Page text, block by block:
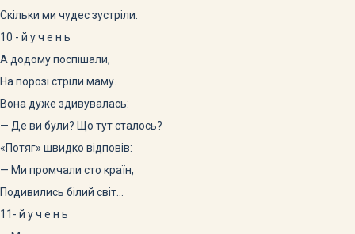
Скільки ми чудес зустріли.
10 - й у ч е н ь
А додому поспішали,
На порозі стріли маму.
Вона дуже здивувалась:
— Де ви були? Що тут сталось?
«Потяг» швидко відповів:
— Ми промчали сто країн,
Подивились білий світ…
11- й у ч е н ь